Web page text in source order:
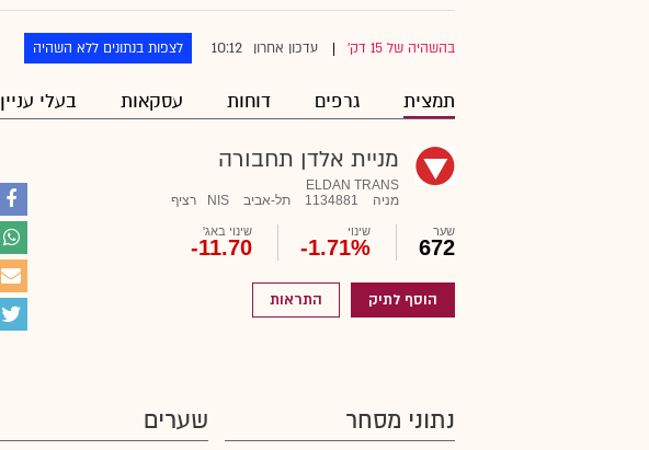
בהשהיה של 15 דק' עדכון אחרון 10:12 לצפות בנתונים ללא השהיה
תמצית גרפים דוחות עסקאות בעלי עניין
מניית אלדן תחבורה
ELDAN TRANS
מניה
1134881 תל-אביב NIS רציף
שער
672
שינוי
-1.71%
שינוי באג'
-11.70
הוסף לתיק התראות
נתוני מסחר שערים